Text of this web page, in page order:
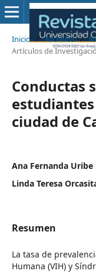
Inicio / Archivos /
Artículos de
Conductas
ciudad de
Ana Fernanda Uribe
Linda Teresa
Resumen
La tasa de
Humana (VIH) y